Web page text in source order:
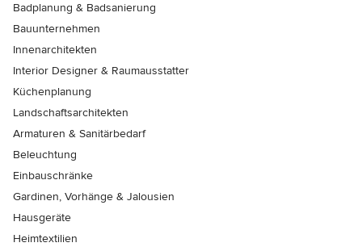
Badplanung & Badsanierung
Bauunternehmen
Innenarchitekten
Interior Designer & Raumausstatter
Küchenplanung
Landschaftsarchitekten
Armaturen & Sanitärbedarf
Beleuchtung
Einbauschränke
Gardinen, Vorhänge & Jalousien
Hausgeräte
Heimtextilien